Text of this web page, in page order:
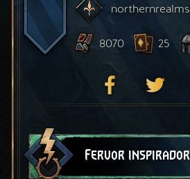
northernrealms
8070 25
Fervor inspirador